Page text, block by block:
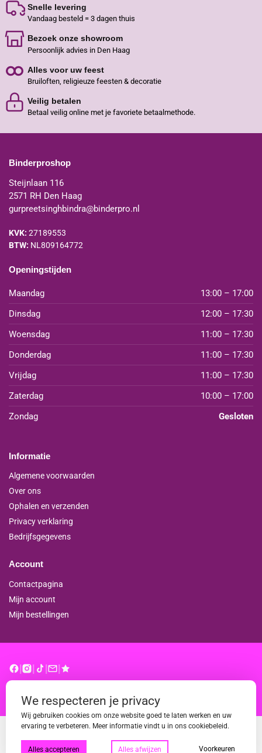
Snelle levering
Vandaag besteld = 3 dagen thuis
Bezoek onze showroom
Persoonlijk advies in Den Haag
Alles voor uw feest
Bruiloften, religieuze feesten & decoratie
Veilig betalen
Betaal veilig online met je favoriete betaalmethode.
Binderproshop
Steijnlaan 116
2571 RH Den Haag
gurpreetsinghbindra@binderpro.nl
KVK: 27189553
BTW: NL809164772
Openingstijden
Maandag
13:00 – 17:00
Dinsdag
12:00 – 17:30
Woensdag
11:00 – 17:30
Donderdag
11:00 – 17:30
Vrijdag
11:00 – 17:30
Zaterdag
10:00 – 17:00
Zondag
Gesloten
Informatie
Algemene voorwaarden
Over ons
Ophalen en verzenden
Privacy verklaring
Bedrijfsgegevens
Account
Contactpagina
Mijn account
Mijn bestellingen
We respecteren je privacy
Wij gebruiken cookies om onze website goed te laten werken en uw
ervaring te verbeteren. Meer informatie vindt u in ons cookiebeleid.
Alles accepteren Alles afwijzen Voorkeuren